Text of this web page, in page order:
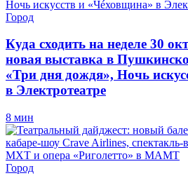
Город
Куда сходить на неделе 30
новая выставка в
«Три дня дождя», Ночь
в Электротеатре
8 мин
Город